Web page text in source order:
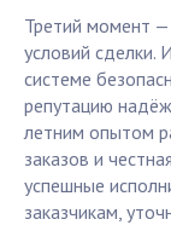
Третий момент
условий сделки.
системе
репутацию
летним опытом
заказов и
успешные
заказчикам,